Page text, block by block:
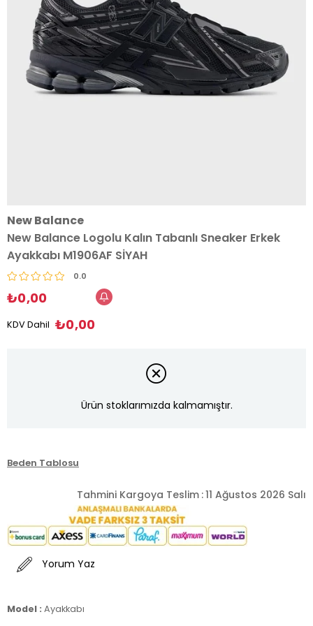
New Balance
New Balance Logolu Kalın Tabanlı Sneaker Erkek
Ayakkabı M1906AF SİYAH
0.0
₺0,00
KDV Dahil ₺0,00
Ürün stoklarımızda kalmamıştır.
Beden Tablosu
Tahmini Kargoya Teslim :11 Ağustos 2026 Salı
Yorum Yaz
Model : Ayakkabı